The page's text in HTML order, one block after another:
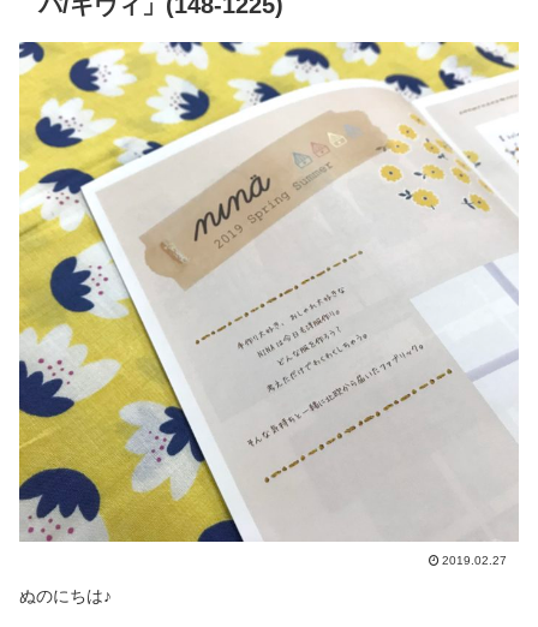
2019.02.27
ぬのにちは♪